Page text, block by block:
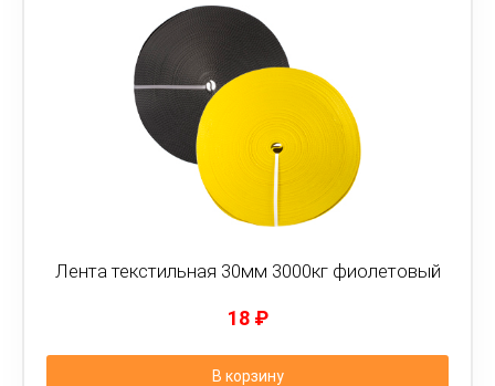
Лента текстильная 30мм 3000кг фиолетовый
18 ₽
В корзину